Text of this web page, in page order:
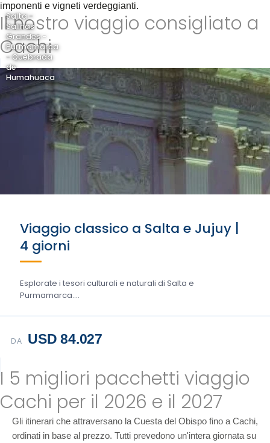
imponenti e vigneti verdeggianti.
Il nostro viaggio consigliato a
Cachi
Salta -
Salinas
Grandes -
Purmamarca
- Quebrada
de
Humahuaca
Viaggio classico a Salta e Jujuy |
4 giorni
Esplorate i tesori culturali e naturali di Salta e
Purmamarca....
DA USD 84.027
I 5 migliori pacchetti viaggio
Cachi per il 2026 e il 2027
Gli itinerari che attraversano la Cuesta del Obispo fino a Cachi,
ordinati in base al prezzo. Tutti prevedono un'intera giornata su